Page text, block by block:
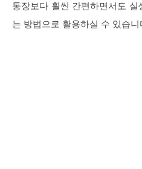
통장보다 훨씬 간편하면서도
는 방법으로 활용하실 수 있습니